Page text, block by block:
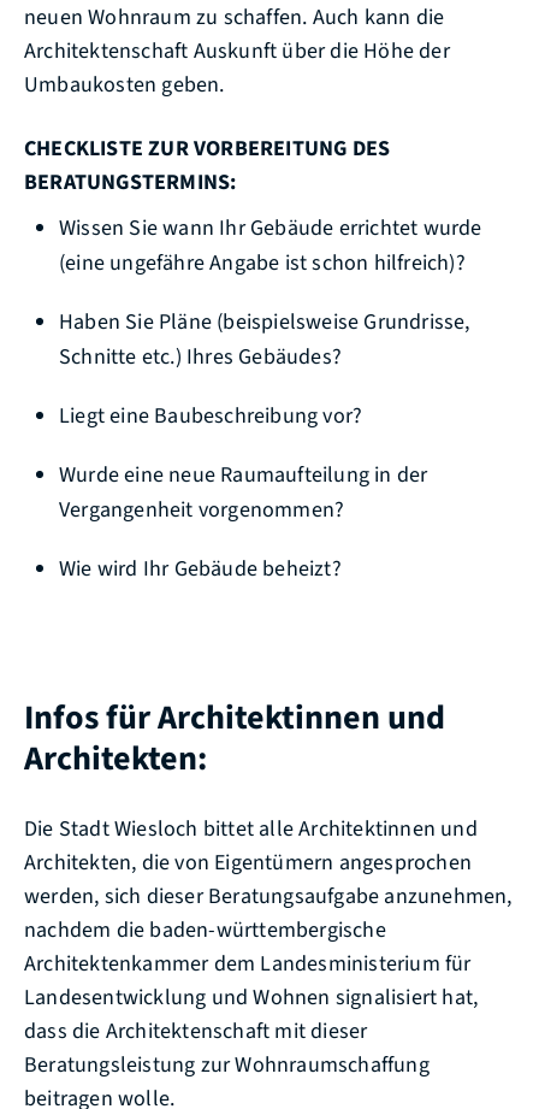
neuen Wohnraum zu schaffen. Auch kann die
Architektenschaft Auskunft über die Höhe der
Umbaukosten geben.
CHECKLISTE ZUR VORBEREITUNG DES
BERATUNGSTERMINS:
Wissen Sie wann Ihr Gebäude errichtet wurde
(eine ungefähre Angabe ist schon hilfreich)?
Haben Sie Pläne (beispielsweise Grundrisse,
Schnitte etc.) Ihres Gebäudes?
Liegt eine Baubeschreibung vor?
Wurde eine neue Raumaufteilung in der
Vergangenheit vorgenommen?
Wie wird Ihr Gebäude beheizt?
Infos für Architektinnen und
Architekten:
Die Stadt Wiesloch bittet alle Architektinnen und
Architekten, die von Eigentümern angesprochen
werden, sich dieser Beratungsaufgabe anzunehmen,
nachdem die baden-württembergische
Architektenkammer dem Landesministerium für
Landesentwicklung und Wohnen signalisiert hat,
dass die Architektenschaft mit dieser
Beratungsleistung zur Wohnraumschaffung
beitragen wolle.